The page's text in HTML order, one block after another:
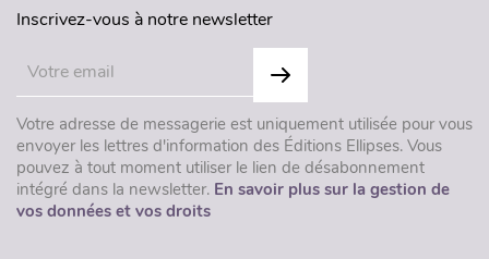
Inscrivez-vous à notre newsletter
Votre adresse de messagerie est uniquement utilisée pour vous
envoyer les lettres d'information des Éditions Ellipses. Vous
pouvez à tout moment utiliser le lien de désabonnement
intégré dans la newsletter. En savoir plus sur la gestion de
vos données et vos droits